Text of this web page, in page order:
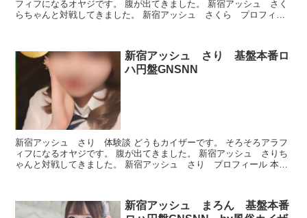
フィフになるオヤジです。 腹が出てきました。 新宿アッシュ さく
らちゃんと対戦してきました。 新宿アッシュ さくら プロフィー
新宿アッシュ さり 基盤本番ロ
ハ円盤GNSNN
新宿アッシュ さり 体験談 どうもカイザーです。 そろそろアラフ
ィフになるオヤジです。 腹が出てきました。 新宿アッシュ さりち
ゃんと対戦してきました。 新宿アッシュ さり プロフィール 本番
新宿アッシュ まろん 基盤本番